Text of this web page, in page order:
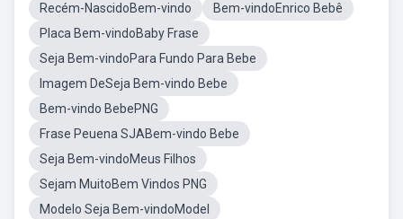
Recém-NascidoBem-vindo
Bem-vindoEnrico Bebê
Placa Bem-vindoBaby Frase
Seja Bem-vindoPara Fundo Para Bebe
Imagem DeSeja Bem-vindo Bebe
Bem-vindo BebePNG
Frase Peuena SJABem-vindo Bebe
Seja Bem-vindoMeus Filhos
Sejam MuitoBem Vindos PNG
Modelo Seja Bem-vindoModel